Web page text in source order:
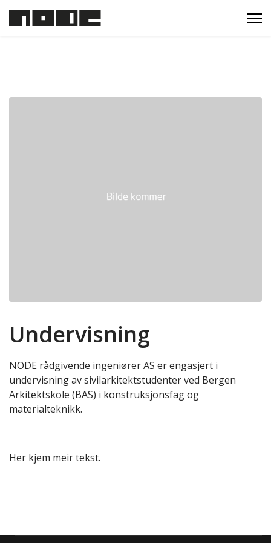
Undervisning
NODE rådgivende ingeniører AS er engasjert i
undervisning av sivilarkitektstudenter ved Bergen
Arkitektskole (BAS) i konstruksjonsfag og
materialteknikk.
Her kjem meir tekst.